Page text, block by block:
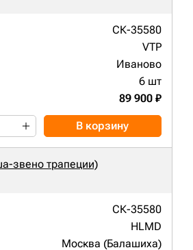
СК-35580
VTP
Иваново
6 шт
89 900 ₽
В корзину
звено трапеции)
СК-35580
HLMD
Москва (Балашиха)